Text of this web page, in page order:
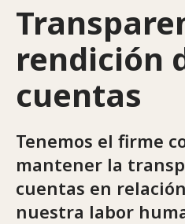
rendición
cuentas
Tenemos el firme
mantener la
cuentas en
nuestra labor